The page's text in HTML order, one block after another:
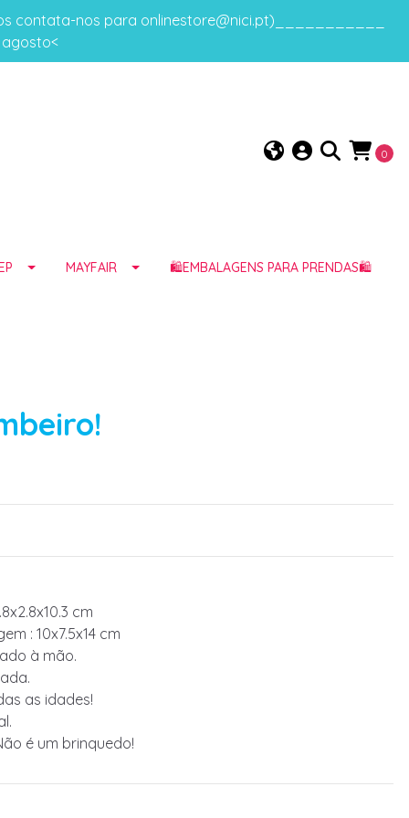
contata-nos para onlinestore@nici.pt)___________
agosto<
0
MAYFAIR 🛍️EMBALAGENS PARA PRENDAS🛍️
cm
: 10x7.5x14 cm
à mão.
as idades!
é um brinquedo!